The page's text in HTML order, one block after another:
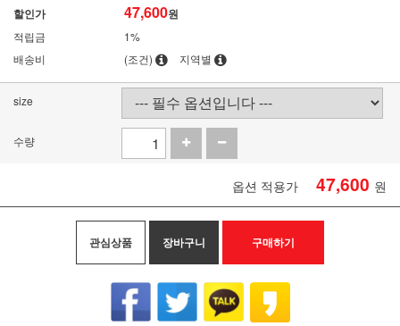
할인가 47,600원
적립금
1%
배송비
(조건) 지역별
size
수량
옵션 적용가 47,600 원
관심상품 장바구니 구매하기